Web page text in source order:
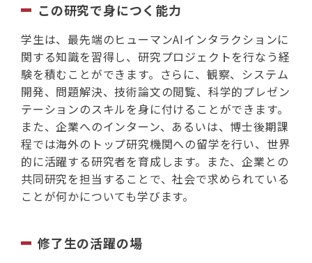
この研究で身につく能力
学生は、最先端のヒューマンAIインタラクションに
関する知識を習得し、研究プロジェクトを行なう経
験を積むことができます。さらに、観察、システム
開発、問題解決、技術論文の閲覧、科学的プレゼン
テーションのスキルを身に付けることができます。
また、企業へのインターン、あるいは、博士後期課
程では海外のトップ研究機関への留学を行い、世界
的に活躍する研究者を育成します。また、企業との
共同研究を担当することで、社会で求められている
ことが何かについても学びます。
修了生の活躍の場